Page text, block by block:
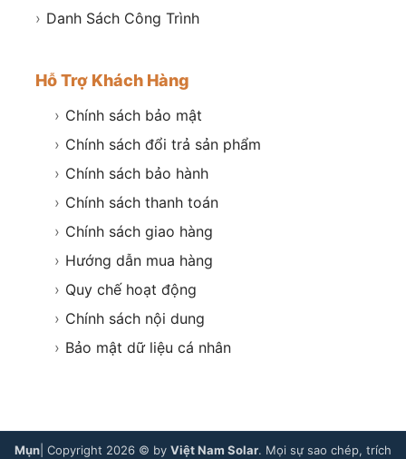
› Danh Sách Công Trình
Hỗ Trợ Khách Hàng
› Chính sách bảo mật
› Chính sách đổi trả sản phẩm
› Chính sách bảo hành
› Chính sách thanh toán
› Chính sách giao hàng
› Hướng dẫn mua hàng
› Quy chế hoạt động
› Chính sách nội dung
› Bảo mật dữ liệu cá nhân
Mụn | Copyright 2026 © by Việt Nam Solar. Mọi sự sao chép, trích